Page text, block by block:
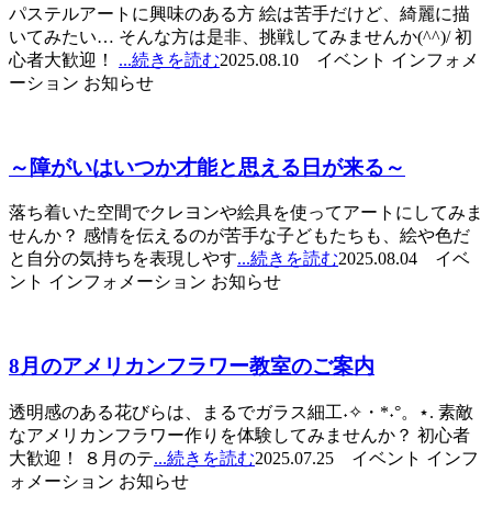
パステルアートに興味のある方 絵は苦手だけど、綺麗に描
いてみたい… そんな方は是非、挑戦してみませんか(^^)/ 初
心者大歓迎！ ...続きを読む2025.08.10 イベント インフォメ
ーション お知らせ
～障がいはいつか才能と思える日が来る～
落ち着いた空間でクレヨンや絵具を使ってアートにしてみま
せんか？ 感情を伝えるのが苦手な子どもたちも、絵や色だ
と自分の気持ちを表現しやす...続きを読む2025.08.04 イベ
ント インフォメーション お知らせ
8月のアメリカンフラワー教室のご案内
透明感のある花びらは、まるでガラス細工˖✧・*˖°。⋆. 素敵
なアメリカンフラワー作りを体験してみませんか？ 初心者
大歓迎！ ８月のテ...続きを読む2025.07.25 イベント インフ
ォメーション お知らせ